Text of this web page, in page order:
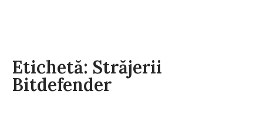
Etichetă: Străjerii
Bitdefender